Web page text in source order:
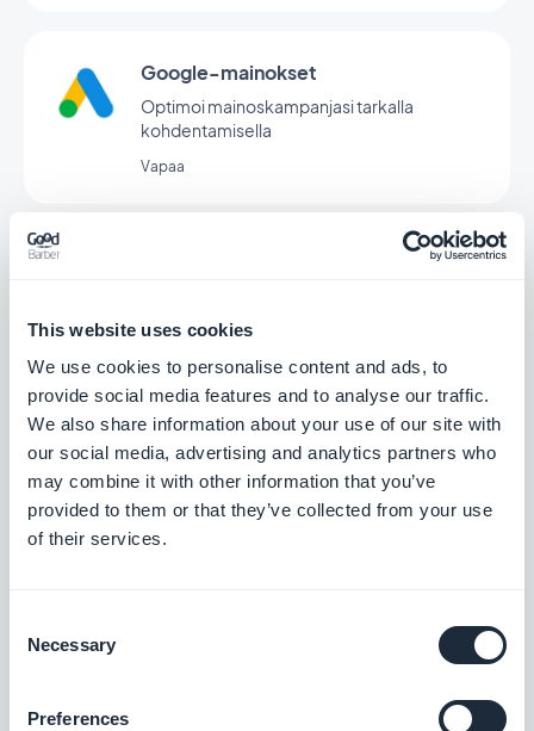
This website uses cookies
We use cookies to personalise content and ads, to
provide social media features and to analyse our traffic.
We also share information about your use of our site with
our social media, advertising and analytics partners who
may combine it with other information that you’ve
provided to them or that they’ve collected from your use
of their services.
Selection
Necessary
Preferences
Google-mainokset
Optimoi mainoskampanjasi tarkalla
kohdentamisella
Vapaa
Vapaa
Googlen tehtävät
Lisää päivittäistä tuottavuutta
Vapaa